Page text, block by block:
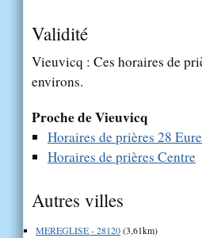
Validité
Vieuvicq : Ces horaires de
environs.
Proche de Vieuvicq
Horaires de prières 28
Horaires de prières Centre
Autres villes
MEREGLISE - 28120(3,61km)